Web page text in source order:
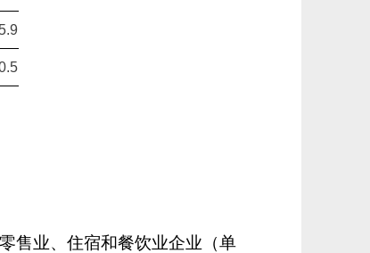
售业、住宿和餐饮业企业（单